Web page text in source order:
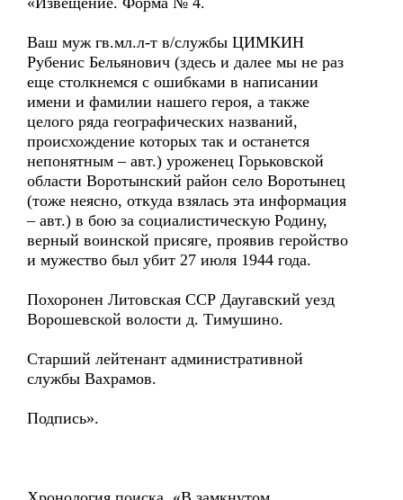
Ваш муж гв.мл.л-т в/службы ЦИМКИН
Рубенис Бельянович (здесь и далее мы не раз
еще столкнемся с ошибками в написании
имени и фамилии нашего героя, а также
целого ряда географических названий,
происхождение которых так и останется
непонятным – авт.) уроженец Горьковской
области Воротынский район село Воротынец
(тоже неясно, откуда взялась эта информация
– авт.) в бою за социалистическую Родину,
верный воинской присяге, проявив геройство
и мужество был убит 27 июля 1944 года.
Похоронен Литовская ССР Даугавский уезд
Ворошевской волости д. Тимушино.
Старший лейтенант административной
службы Вахрамов.
Подпись».